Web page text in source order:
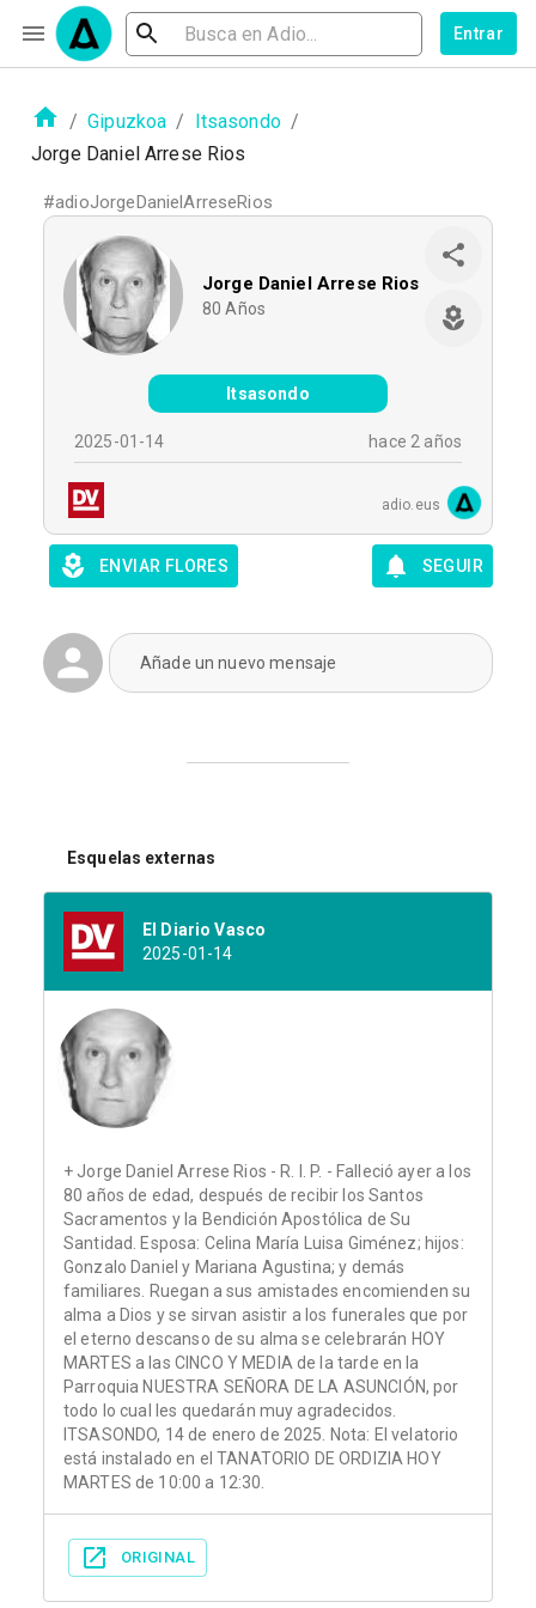
Entrar
/ Gipuzkoa / Itsasondo /
Jorge Daniel Arrese Rios
#adioJorgeDanielArreseRios
Jorge Daniel Arrese Rios
80 Años
Itsasondo
2025-01-14 hace 2 años
adio.eus
ENVIAR FLORES SEGUIR
Añade un nuevo mensaje
Esquelas externas
El Diario Vasco
2025-01-14
+ Jorge Daniel Arrese Rios - R. I. P. - Falleció ayer a los
80 años de edad, después de recibir los Santos
Sacramentos y la Bendición Apostólica de Su
Santidad. Esposa: Celina María Luisa Giménez; hijos:
Gonzalo Daniel y Mariana Agustina; y demás
familiares. Ruegan a sus amistades encomienden su
alma a Dios y se sirvan asistir a los funerales que por
el eterno descanso de su alma se celebrarán HOY
MARTES a las CINCO Y MEDIA de la tarde en la
Parroquia NUESTRA SEÑORA DE LA ASUNCIÓN, por
todo lo cual les quedarán muy agradecidos.
ITSASONDO, 14 de enero de 2025. Nota: El velatorio
está instalado en el TANATORIO DE ORDIZIA HOY
MARTES de 10:00 a 12:30.
ORIGINAL